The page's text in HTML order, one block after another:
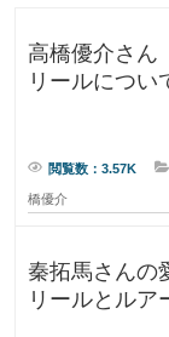
で
す
初
心
者
な
も
言
わ
高橋優介さん
リールについ
閲覧数：3.57K
橋優介
秦拓馬さんの
リールとルアーの購入先 プ